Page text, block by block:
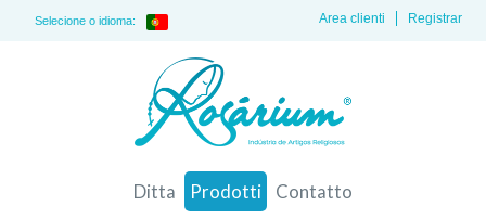
Selecione o idioma: Registrar
Area clienti
Ditta Prodotti Contatto